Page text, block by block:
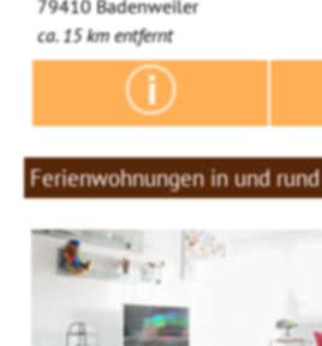
79410 Badenweiler
ca. 15 km entfernt
Ferienwohnungen in und